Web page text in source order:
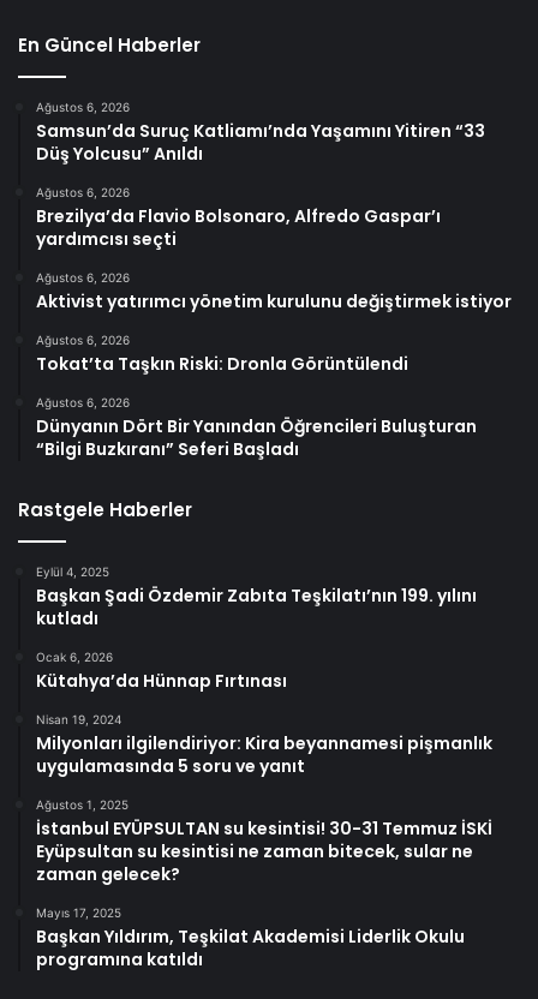
En Güncel Haberler
Ağustos 6, 2026
Samsun’da Suruç Katliamı’nda Yaşamını Yitiren “33
Düş Yolcusu” Anıldı
Ağustos 6, 2026
Brezilya’da Flavio Bolsonaro, Alfredo Gaspar’ı
yardımcısı seçti
Ağustos 6, 2026
Aktivist yatırımcı yönetim kurulunu değiştirmek istiyor
Ağustos 6, 2026
Tokat’ta Taşkın Riski: Dronla Görüntülendi
Ağustos 6, 2026
Dünyanın Dört Bir Yanından Öğrencileri Buluşturan
“Bilgi Buzkıranı” Seferi Başladı
Rastgele Haberler
Eylül 4, 2025
Başkan Şadi Özdemir Zabıta Teşkilatı’nın 199. yılını
kutladı
Ocak 6, 2026
Kütahya’da Hünnap Fırtınası
Nisan 19, 2024
Milyonları ilgilendiriyor: Kira beyannamesi pişmanlık
uygulamasında 5 soru ve yanıt
Ağustos 1, 2025
İstanbul EYÜPSULTAN su kesintisi! 30-31 Temmuz İSKİ
Eyüpsultan su kesintisi ne zaman bitecek, sular ne
zaman gelecek?
Mayıs 17, 2025
Başkan Yıldırım, Teşkilat Akademisi Liderlik Okulu
programına katıldı